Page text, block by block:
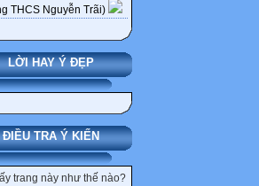
THCS Nguyễn Trãi)
LỜI HAY Ý ĐẸP
ĐIỀU TRA Ý KIẾN
trang này như thế nào?